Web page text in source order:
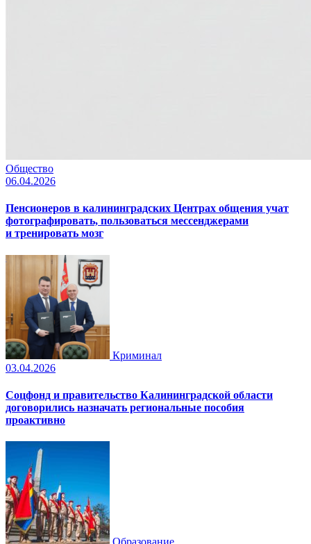
Общество
06.04.2026
Пенсионеров в калининградских Центрах общения учат
фотографировать, пользоваться мессенджерами
и тренировать мозг
Криминал
03.04.2026
Соцфонд и правительство Калининградской области
договорились назначать региональные пособия
проактивно